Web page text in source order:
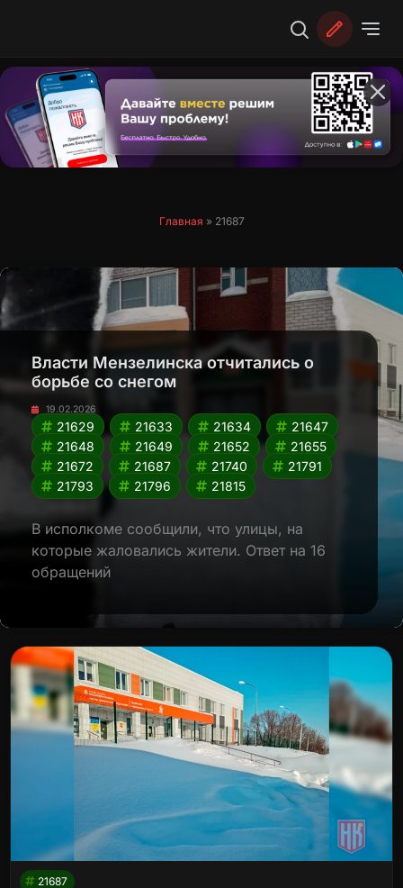
Главная » 21687
Власти Мензелинска отчитались о
борьбе со снегом
19.02.2026
21629 21633 21634
21647
21648
21649 21652
21655
21672
21687 21740
21791
21793
21796 21815
В исполкоме сообщили, что улицы, на
которые жаловались жители. Ответ на 16
обращений
21687